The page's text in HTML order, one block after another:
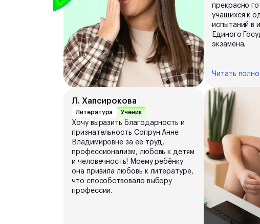
прекрасно
учащихся к
испытаний в
Единого
экзамена.
Читать
Л. Хапсирокова
Литература Ученик
Хочу выразить благодарность и
признательность Сопрун Анне
Владимировне за её труд,
профессионализм, любовь к детям
и человечность! Моему ребёнку
она привила любовь к литературе,
что способствовало выбору
профессии.